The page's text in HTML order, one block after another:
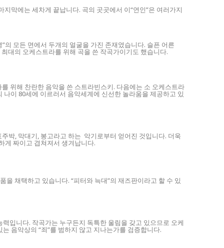
막에는 세차게 끝납니다. 곡의 곳곳에서 이“연인”은 여러가지
모든 면에서 두개의 얼굴을 가진 존재였습니다. 슬픈 어른
대의 오케스트라를 위해 곡을 쓴 작곡가이기도 했습니다.
위해 찬란한 음악을 쓴 스트라빈스키. 다음에는 소 오케스트라
이 80세에 이르러서 음악세계에 신선한 놀라움을 제공하고 있
박, 막대기, 봉고라고 하는 악기로부터 얻어진 것입니다. 더욱
게 짜이고 겹쳐져서 생겨납니다.
채택하고 있습니다. “피터와 늑대”의 재즈판이라고 할 수 있
입니다. 작곡가는 누구든지 독특한 울림을 갖고 있으므로 오케
음악상의 “죄”를 범하지 않고 지나는가를 검증합니다.